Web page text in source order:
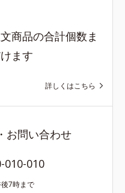
商品の合計個数ま
ます
詳しくはこちら
お問い合わせ
010-010
7時まで